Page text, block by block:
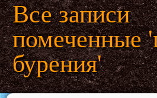
Все записи
помеченные
бурения'